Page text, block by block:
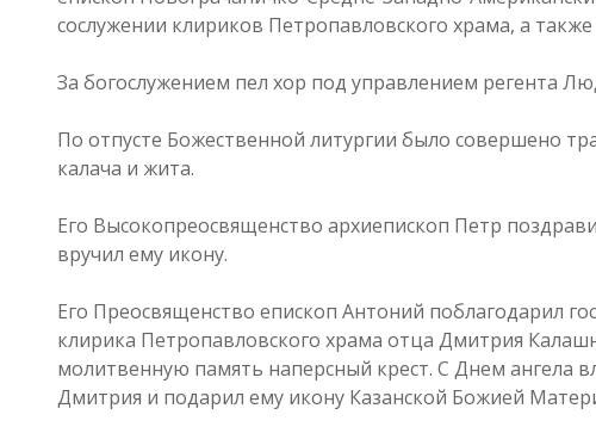
сослужении клириков Петропавловского храма, а
За богослужением пел хор под управлением регента
По отпусте Божественной литургии было совершено
калача и жита.
Его Высокопреосвященство архиепископ Петр
вручил ему икону.
Его Преосвященство епископ Антоний поблагодарил
клирика Петропавловского храма отца Дмитрия
молитвенную память наперсный крест. С Днем ангела
Дмитрия и подарил ему икону Казанской Божией